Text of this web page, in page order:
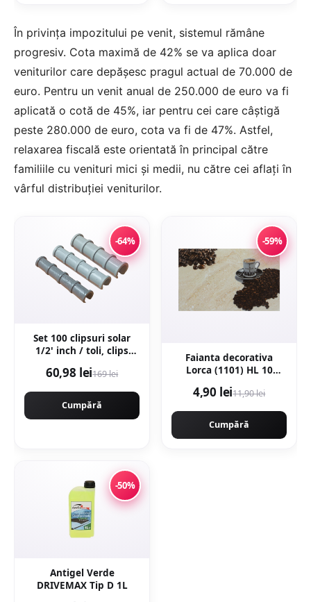
În privința impozitului pe venit, sistemul rămâne
progresiv. Cota maximă de 42% se va aplica doar
veniturilor care depășesc pragul actual de 70.000 de
euro. Pentru un venit anual de 250.000 de euro va fi
aplicată o cotă de 45%, iar pentru cei care câștigă
peste 280.000 de euro, cota va fi de 47%. Astfel,
relaxarea fiscală este orientată în principal către
familiile cu venituri mici și medii, nu către cei aflați în
vârful distribuției veniturilor.
-64%
Set 100 clipsuri solar
1/2' inch / toli, clips
60,98 lei169 lei
Cumpără
-59%
Faianta decorativa
Lorca (1101) HL 10
4,90 lei11,90 lei
Cumpără
-50%
Antigel Verde
DRIVEMAX Tip D 1L